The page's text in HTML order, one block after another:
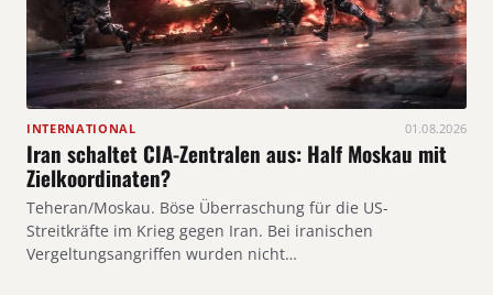
INTERNATIONAL 01.08.2026
Iran schaltet CIA-Zentralen aus: Half Moskau mit
Zielkoordinaten?
Teheran/Moskau. Böse Überraschung für die US-
Streitkräfte im Krieg gegen Iran. Bei iranischen
Vergeltungsangriffen wurden nicht…